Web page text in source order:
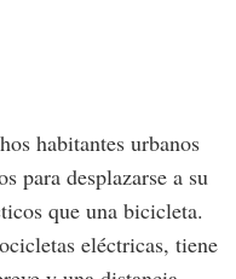
habitantes urbanos
para desplazarse a su
que una bicicleta.
eléctricas, tiene